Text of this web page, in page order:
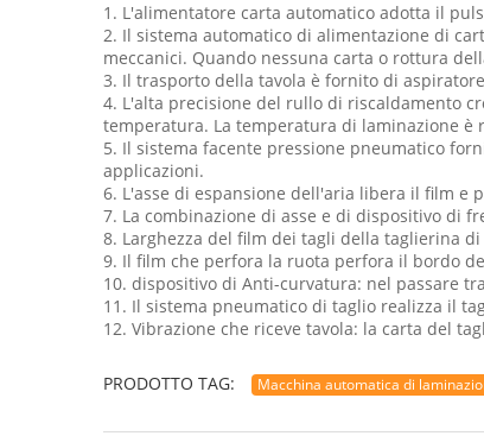
1. L'alimentatore carta automatico adotta il
2. Il sistema automatico di alimentazione di
meccanici. Quando nessuna carta o rottura
3. Il trasporto della tavola è fornito di
4. L'alta precisione del rullo di riscaldamento
temperatura. La temperatura di laminazione è
5. Il sistema facente pressione pneumatico
applicazioni.
6. L'asse di espansione dell'aria libera il film
7. La combinazione di asse e di dispositivo di
8. Larghezza del film dei tagli della taglierina
9. Il film che perfora la ruota perfora il bordo
10. dispositivo di Anti-curvatura: nel passare
11. Il sistema pneumatico di taglio realizza il
12. Vibrazione che riceve tavola: la carta del
PRODOTTO TAG: Macchina automatica di